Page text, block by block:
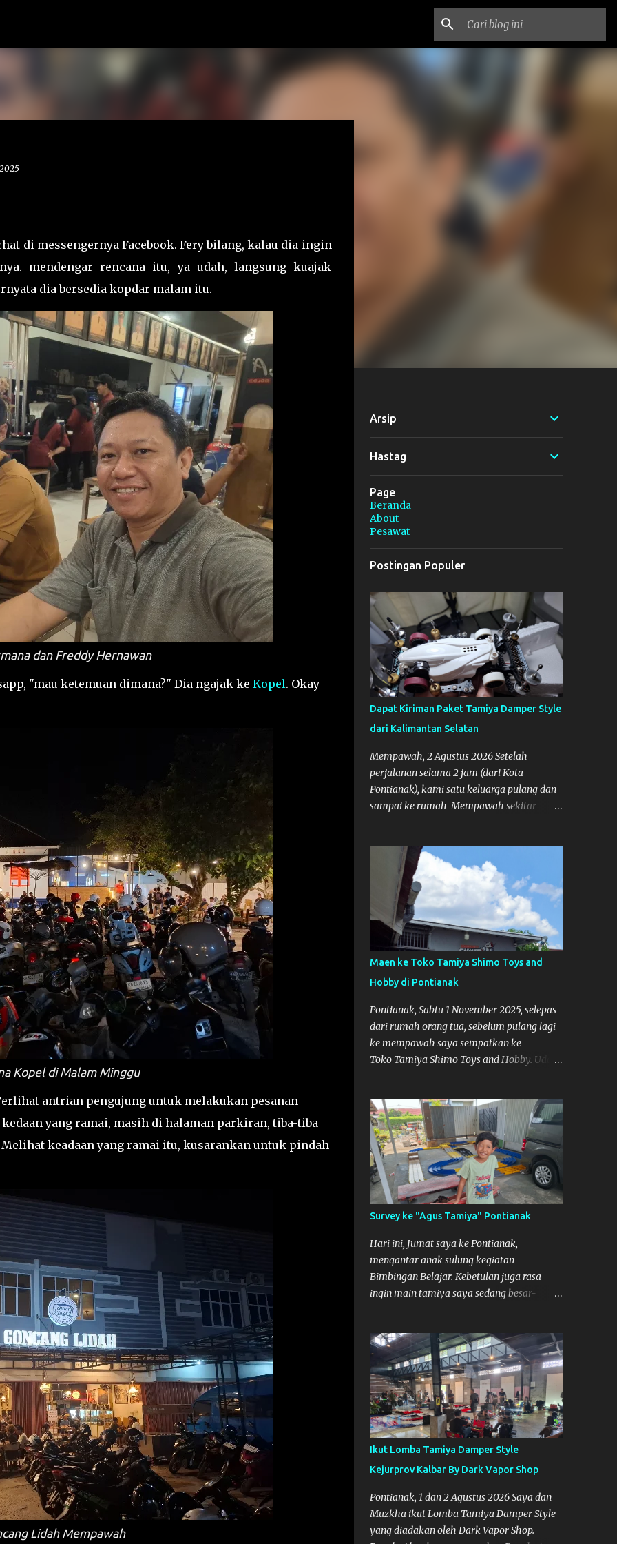
di messengernya Facebook. Fery bilang, kalau dia ingin
mendengar rencana itu, ya udah, langsung kuajak
dia bersedia kopdar malam itu.
dan Freddy Hernawan
"mau ketemuan dimana?" Dia ngajak ke Kopel. Okay
Kopel di Malam Minggu
antrian pengujung untuk melakukan pesanan
yang ramai, masih di halaman parkiran, tiba-tiba
keadaan yang ramai itu, kusarankan untuk pindah
Lidah Mempawah
Arsip
Hastag
Page
Beranda
About
Pesawat
Postingan Populer
Dapat Kiriman Paket Tamiya Damper Style
dari Kalimantan Selatan
Mempawah, 2 Agustus 2026 Setelah
perjalanan selama 2 jam (dari Kota
Pontianak), kami satu keluarga pulang dan
sampai ke rumah Mempawah sekitar
Kalimantan Selatan. Tamiya IDC
Maen ke Toko Tamiya Shimo Toys and
Hobby di Pontianak
Pontianak, Sabtu 1 November 2025, selepas
dari rumah orang tua, sebelum pulang lagi
ke mempawah saya sempatkan ke
Toko Tamiya Shimo Toys and Hobby. Udah
pengen tahu tempatnya. Datang dari
Mempawah kesini jam 12 lewat kalau ndak
salah., tokonya belum buka. kata ibu2
pemilik, bukanya di jam 1. Saya pulang dulu
ke rumah ortu di Sepakat, untuk istirahat.
So malamnya sebelum pulang ke
Mempawah saya sempatkan lagi kesini.
Saya belanja beberapa part disini. Untuk
Lokasi Tempat:
Survey ke "Agus Tamiya" Pontianak
Hari ini, Jumat saya ke Pontianak,
mengantar anak sulung kegiatan
Bimbingan Belajar. Kebetulan juga rasa
ingin main tamiya saya sedang besar-
Daripada bengong dan sambil nunggu anak
pulang, saya pikir enak kali ya main
Tamiya di Pontianak. Muzkha di Lokasi
Agus Tamiya
Ikut Lomba Tamiya Damper Style
Kejurprov Kalbar By Dark Vapor Shop
Pontianak, 1 dan 2 Agustus 2026 Saya dan
Muzkha ikut Lomba Tamiya Damper Style
yang diadakan oleh Dark Vapor Shop.